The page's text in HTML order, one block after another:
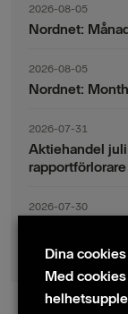
2026-08-05
Nordnet:
2026-08-05
Nordnet:
2026-07-31
Aktiehandel
2026-07-30
Dina
Med